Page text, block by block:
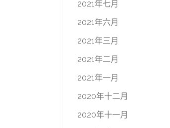
2021年七月
2021年六月
2021年三月
2021年二月
2021年一月
2020年十二月
2020年十一月